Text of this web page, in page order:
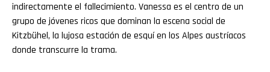
indirectamente el fallecimiento. Vanessa es el centro de un
grupo de jóvenes ricos que dominan la escena social de
Kitzbühel, la lujosa estación de esquí en los Alpes austríacos
donde transcurre la trama.